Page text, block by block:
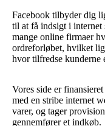
Facebook tilbyder dig
til at få indsigt i internet
mange online firmaer
ordreforløbet, hvilket
hvor tilfredse kunderne
Vores side er
med en stribe internet
varer, og tager
gennemfører et indkøb.